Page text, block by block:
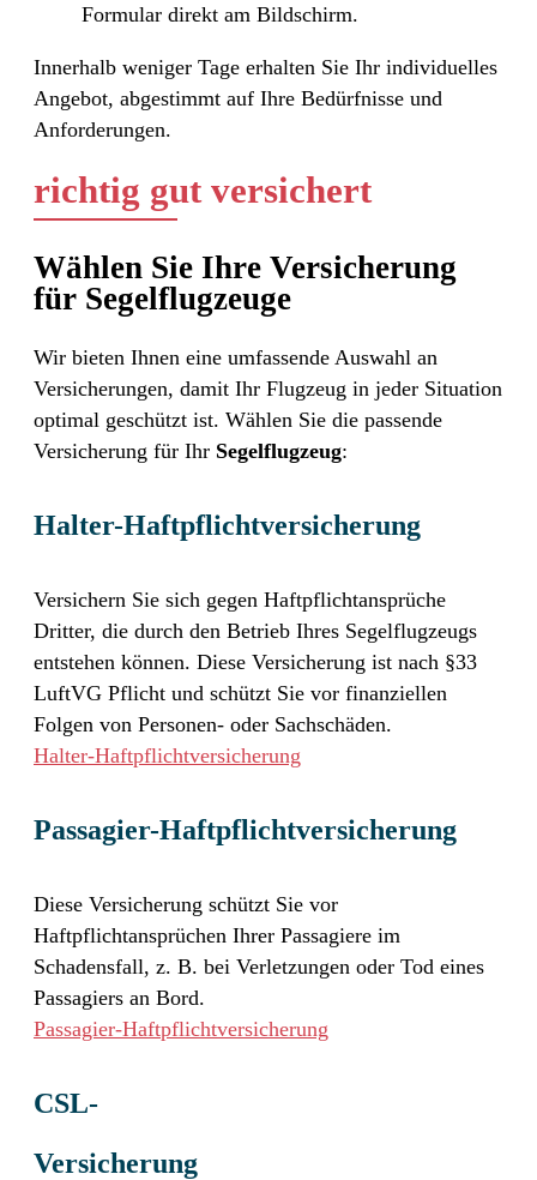
Formular direkt am Bildschirm.
Innerhalb weniger Tage erhalten Sie Ihr individuelles
Angebot, abgestimmt auf Ihre Bedürfnisse und
Anforderungen.
richtig gut versichert
Wählen Sie Ihre Versicherung
für Segelflugzeuge
Wir bieten Ihnen eine umfassende Auswahl an
Versicherungen, damit Ihr Flugzeug in jeder Situation
optimal geschützt ist. Wählen Sie die passende
Versicherung für Ihr Segelflugzeug:
Halter-Haftpflichtversicherung
Versichern Sie sich gegen Haftpflichtansprüche
Dritter, die durch den Betrieb Ihres Segelflugzeugs
entstehen können. Diese Versicherung ist nach §33
LuftVG Pflicht und schützt Sie vor finanziellen
Folgen von Personen- oder Sachschäden.
Halter-Haftpflichtversicherung
Passagier-Haftpflichtversicherung
Diese Versicherung schützt Sie vor
Haftpflichtansprüchen Ihrer Passagiere im
Schadensfall, z. B. bei Verletzungen oder Tod eines
Passagiers an Bord.
Passagier-Haftpflichtversicherung
CSL-
Versicherung